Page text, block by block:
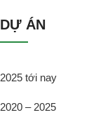
DỰ ÁN
2025 tới nay
2020 – 2025